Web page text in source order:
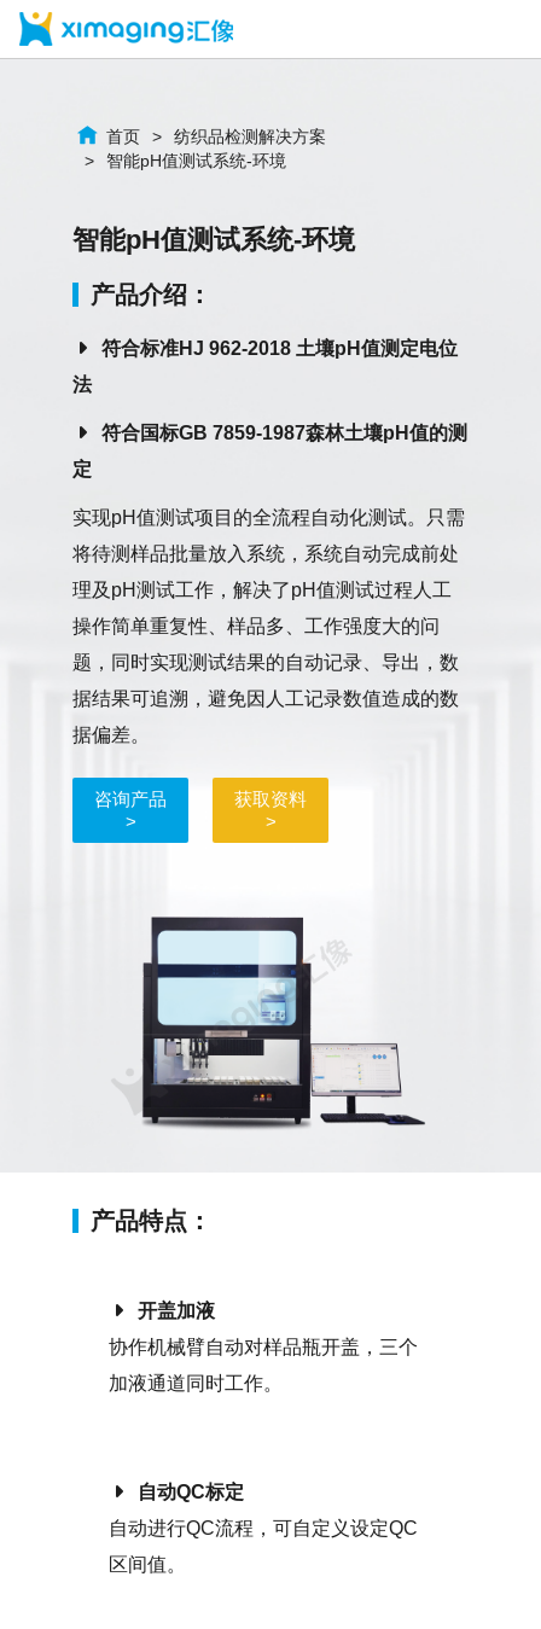
首页
纺织品检测解决方案
智能pH值测试系统-环境
智能pH值测试系统-环境
产品介绍：
符合标准HJ 962-2018 土壤pH值测定电位
法
符合国标GB 7859-1987森林土壤pH值的测
定
实现pH值测试项目的全流程自动化测试。只需
将待测样品批量放入系统，系统自动完成前处
理及pH测试工作，解决了pH值测试过程人工
操作简单重复性、样品多、工作强度大的问
题，同时实现测试结果的自动记录、导出，数
据结果可追溯，避免因人工记录数值造成的数
据偏差。
咨询产品
>
获取资料
>
产品特点：
开盖加液
协作机械臂自动对样品瓶开盖，三个
加液通道同时工作。
自动QC标定
自动进行QC流程，可自定义设定QC
区间值。